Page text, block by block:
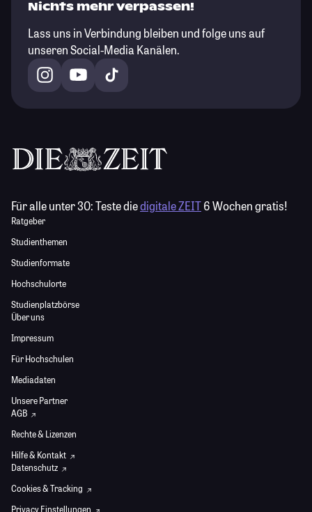
Nichts mehr verpassen!
Lass uns in Verbindung bleiben und folge uns auf
unseren Social-Media Kanälen.
Für alle unter 30:Teste diedigitale ZEIT6 Wochen gratis!
Ratgeber
Studienthemen
Studienformate
Hochschulorte
Studienplatzbörse
Über uns
Impressum
Für Hochschulen
Mediadaten
Unsere Partner
AGB
Rechte & Lizenzen
Hilfe & Kontakt
Datenschutz
Cookies & Tracking
Privacy Einstellungen